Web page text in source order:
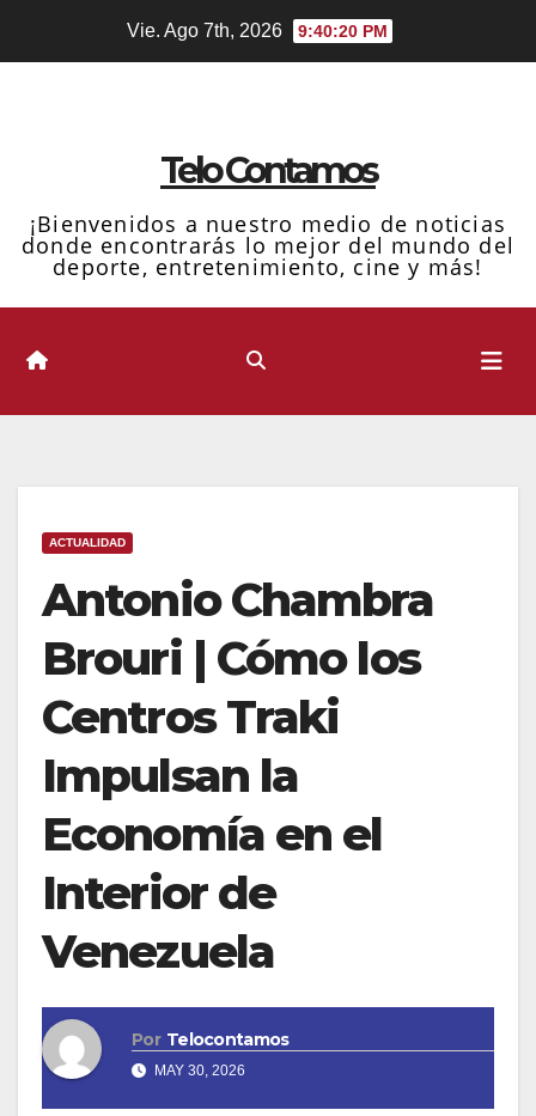
Vie. Ago 7th, 2026 9:40:22 PM
Telo Contamos
¡Bienvenidos a nuestro medio de noticias
donde encontrarás lo mejor del mundo del
deporte, entretenimiento, cine y más!
ACTUALIDAD
Antonio Chambra
Brouri | Cómo los
Centros Traki
Impulsan la
Economía en el
Interior de
Venezuela
Por Telocontamos
MAY 30, 2026